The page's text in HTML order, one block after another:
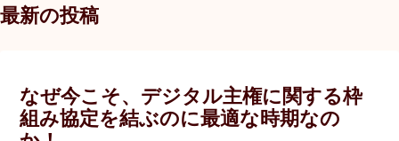
最新の投稿
なぜ今こそ、デジタル主権に関する枠
組み協定を結ぶのに最適な時期なの